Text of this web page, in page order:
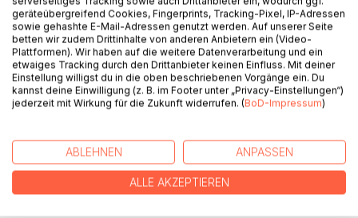
BESCHREIBUNG
Satans Dreifaltigkeiten II -Ein alter Turm ein
geheimnisvolles Buch, die bis in die biblischen Urzeiten
zurückreichen
In Satans Dreifaltigkeiten II stellen sich die Protagonisten
Jahrhunderten im Schatten agiert. Was als Spurensuche
beginnt führt sie von den Ruinen Heidelbergs über geheime
Logenräume bis in die verborgenen Archive unter dem
Berliner Reichstag. Dort enthüllt sich eine erschütternde
geräteübergreifend Cookies, Fingerprints, Tracking-Pixel, IP-Adressen
sowie gehashte E-Mail-Adressen genutzt werden. Auf unserer Seite
betten wir zudem Drittinhalte von anderen Anbietern ein (Video-
Plattformen). Wir haben auf die weitere Datenverarbeitung und ein
etwaiges Tracking durch den Drittanbieter keinen Einfluss. Mit deiner
Einstellung willigst du in die oben beschriebenen Vorgänge ein. Du
kannst deine Einwilligung (z. B. im Footer unter „Privacy-Einstellungen“)
jederzeit mit Wirkung für die Zukunft widerrufen. (BoD-Impressum)
ABLEHNEN ANPASSEN
ALLE AKZEPTIEREN